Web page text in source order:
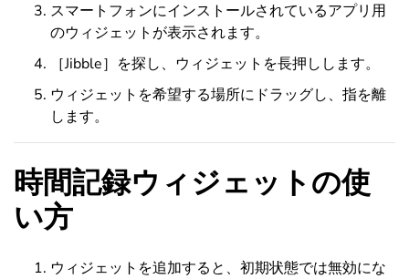
スマートフォンにインストールされているアプリ用
のウィジェットが表示されます。
［Jibble］を探し、ウィジェットを長押しします。
ウィジェットを希望する場所にドラッグし、指を離
します。
時間記録ウィジェットの使
い方
ウィジェットを追加すると、初期状態では無効にな